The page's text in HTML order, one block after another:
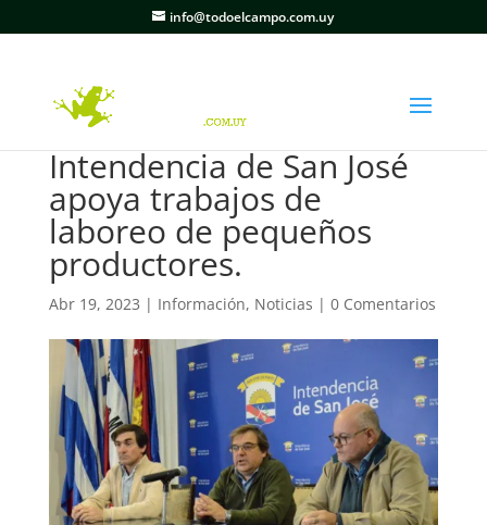
info@todoelcampo.com.uy
Intendencia de San José
apoya trabajos de
laboreo de pequeños
productores.
Abr 19, 2023 | Información, Noticias | 0 Comentarios